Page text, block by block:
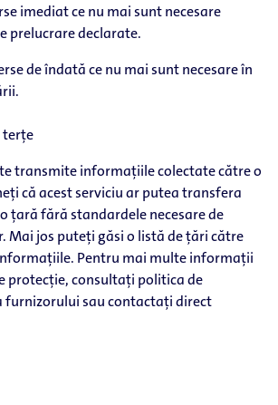
imediat ce nu mai sunt necesare
prelucrare declarate.
de îndată ce nu mai sunt necesare în
terțe
transmite informațiile colectate către o
că acest serviciu ar putea transfera
țară fără standardele necesare de
Mai jos puteți găsi o listă de țări către
Pentru mai multe informații
protecție, consultați politica de
sau contactați direct